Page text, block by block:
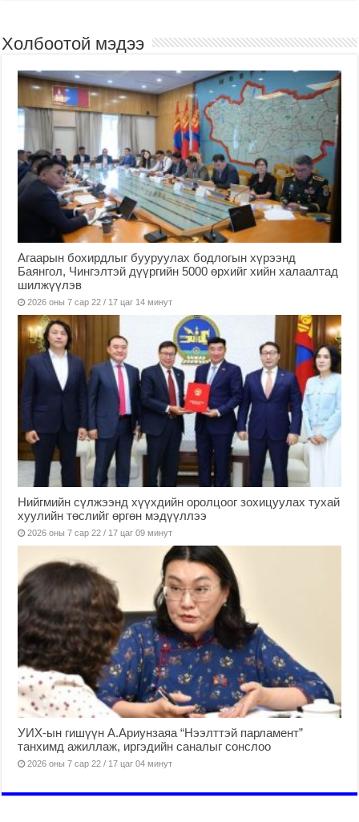
Холбоотой мэдээ
Агаарын бохирдлыг бууруулах бодлогын хүрээнд
Баянгол, Чингэлтэй дүүргийн 5000 өрхийг хийн халаалтад
шилжүүлэв
2026 оны 7 сар 22 / 17 цаг 14 минут
Нийгмийн сүлжээнд хүүхдийн оролцоог зохицуулах тухай
хуулийн төслийг өргөн мэдүүллээ
2026 оны 7 сар 22 / 17 цаг 09 минут
УИХ-ын гишүүн А.Ариунзаяа “Нээлттэй парламент”
танхимд ажиллаж, иргэдийн саналыг сонслоо
2026 оны 7 сар 22 / 17 цаг 04 минут